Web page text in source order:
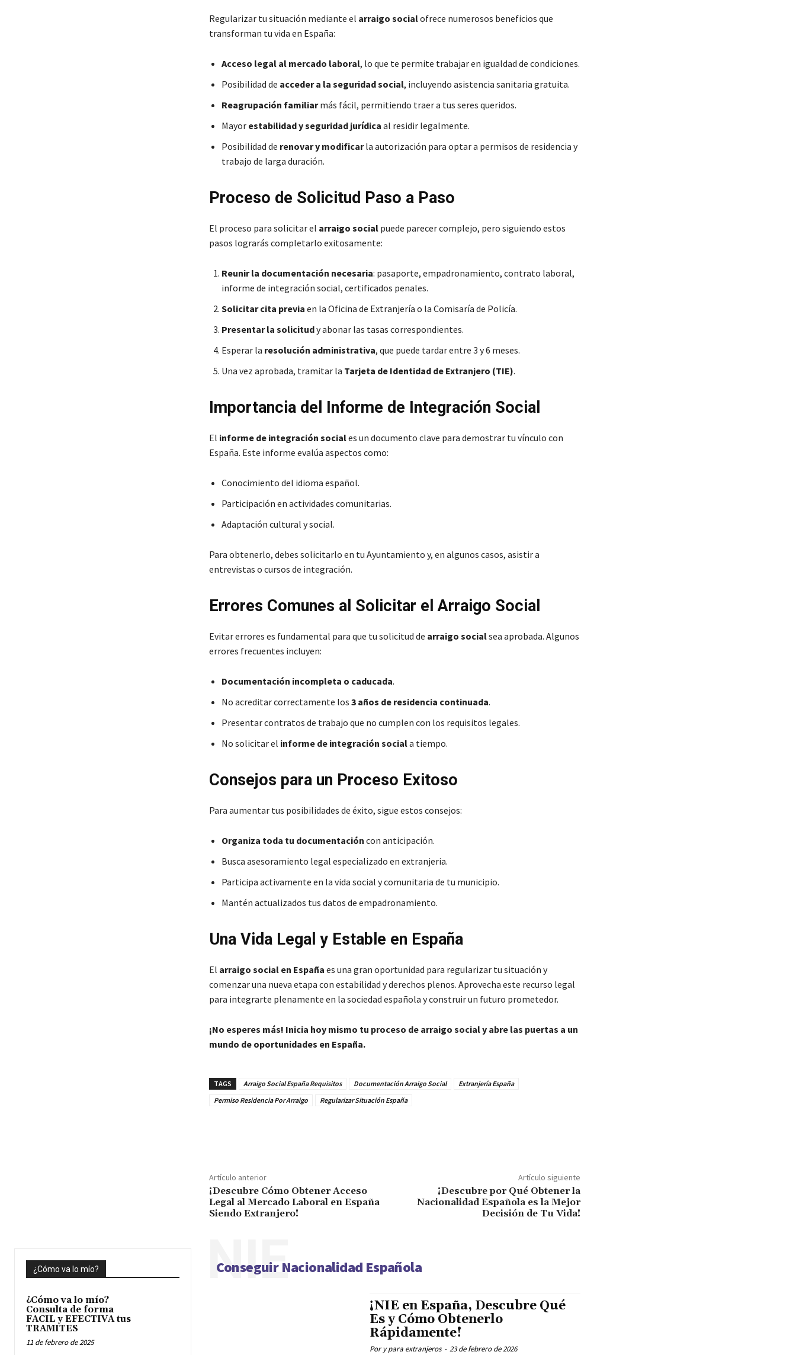
Regularizar tu situación mediante el arraigo socialofrece numerosos beneficios que
transforman tu vida en España:
Acceso legal al mercado laboral, lo que te permite trabajar en igualdad de condiciones.
Posibilidad de acceder a la seguridad social, incluyendo asistencia sanitaria gratuita.
Reagrupación familiarmás fácil, permitiendo traer a tus seres queridos.
Mayor estabilidad y seguridad jurídica al residir legalmente.
Posibilidad de renovar y modificarla autorización para optar a permisos de residencia y
trabajo de larga duración.
Proceso de Solicitud Paso a Paso
El proceso para solicitar el arraigo socialpuede parecer complejo, pero siguiendo estos
pasos lograrás completarlo exitosamente:
Reunir la documentación necesaria: pasaporte, empadronamiento, contrato laboral,
informe de integración social, certificados penales.
Solicitar cita previa en la Oficina de Extranjería o la Comisaría de Policía.
Presentar la solicitudy abonar las tasas correspondientes.
Esperar la resolución administrativa, que puede tardar entre 3 y 6 meses.
Una vez aprobada, tramitar la Tarjeta de Identidad de Extranjero (TIE).
Importancia del Informe de Integración Social
El informe de integración sociales un documento clave para demostrar tu vínculo con
España. Este informe evalúa aspectos como:
Conocimiento del idioma español.
Participación en actividades comunitarias.
Adaptación cultural y social.
Para obtenerlo, debes solicitarlo en tu Ayuntamiento y, en algunos casos, asistir a
entrevistas o cursos de integración.
Errores Comunes al Solicitar el Arraigo Social
Evitar errores es fundamental para que tu solicitud de arraigo socialsea aprobada. Algunos
errores frecuentes incluyen:
Documentación incompleta o caducada.
No acreditar correctamente los 3 años de residencia continuada.
Presentar contratos de trabajo que no cumplen con los requisitos legales.
No solicitar el informe de integración sociala tiempo.
Consejos para un Proceso Exitoso
Para aumentar tus posibilidades de éxito, sigue estos consejos:
Organiza toda tu documentación con anticipación.
Busca asesoramiento legal especializado en extranjeria.
Participa activamente en la vida social y comunitaria de tu municipio.
Mantén actualizados tus datos de empadronamiento.
Una Vida Legal y Estable en España
El arraigo social en España es una gran oportunidad para regularizar tu situación y
comenzar una nueva etapa con estabilidad y derechos plenos. Aprovecha este recurso legal
para integrarte plenamente en la sociedad española y construir un futuro prometedor.
¡No esperes más! Inicia hoy mismo tu proceso de arraigo social y abre las puertas a un
mundo de oportunidades en España.
TAGS Arraigo Social España Requisitos Documentación Arraigo Social
Extranjería España
Permiso Residencia Por Arraigo
Regularizar Situación España
Artículo anterior
¡Descubre Cómo Obtener Acceso
Legal al Mercado Laboral en España
Siendo Extranjero!
Artículo siguiente
¡Descubre por Qué Obtener la
Nacionalidad Española es la Mejor
Decisión de Tu Vida!
¿Cómo va lo mío?
¿Cómo va lo mío?
Consulta de forma
FACIL y EFECTIVA tus
TRAMITES
11 de febrero de 2025
Conseguir Nacionalidad Española
NIE
¡NIE en España, Descubre Qué
Es y Cómo Obtenerlo
Rápidamente!
Por y para extranjeros - 23 de febrero de 2026